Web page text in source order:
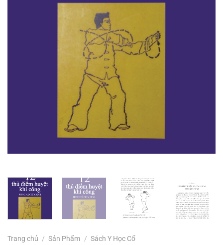
Trang chủ / Sản Phẩm / Sách Y Học Cổ